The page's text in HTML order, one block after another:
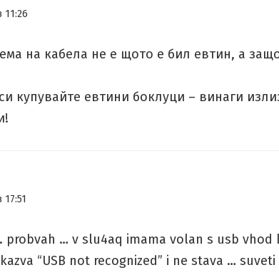
на кабела не е щото е бил евтин, а
купувайте евтини боклуци – винаги
probvah … v slu4aq imama volan s usb
“USB not recognized” i ne stava … suveti